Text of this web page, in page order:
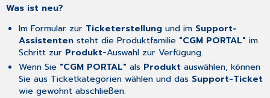
Was ist neu?
Im Formular zur Ticketerstellungund im Support-
Assistentensteht die Produktfamilie "CGM PORTAL" im
Schritt zur Produkt-Auswahl zur Verfügung.
Wenn Sie "CGM PORTAL" als Produkt auswählen, können
Sie aus Ticketkategorien wählen und das Support-Ticket
wie gewohnt abschließen.